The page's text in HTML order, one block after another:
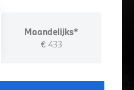
Maandelijks*
€ 433